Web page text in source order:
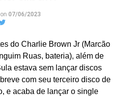
on 07/06/2023
do Charlie Brown Jr (Marcão
Ruas, bateria), além de
estava sem lançar discos
com seu terceiro disco de
e acaba de lançar o single